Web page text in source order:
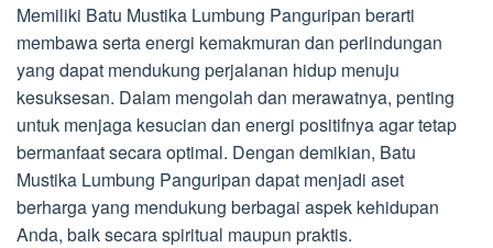
Memiliki Batu Mustika Lumbung Panguripan berarti
membawa serta energi kemakmuran dan perlindungan
yang dapat mendukung perjalanan hidup menuju
kesuksesan. Dalam mengolah dan merawatnya, penting
untuk menjaga kesucian dan energi positifnya agar tetap
bermanfaat secara optimal. Dengan demikian, Batu
Mustika Lumbung Panguripan dapat menjadi aset
berharga yang mendukung berbagai aspek kehidupan
Anda, baik secara spiritual maupun praktis.